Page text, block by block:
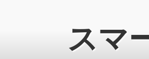
スマ